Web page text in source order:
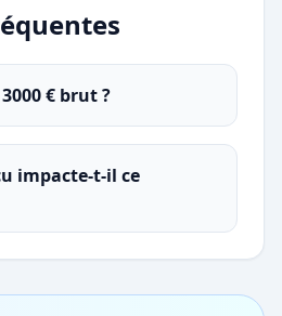
€ brut ?
impacte-t-il ce